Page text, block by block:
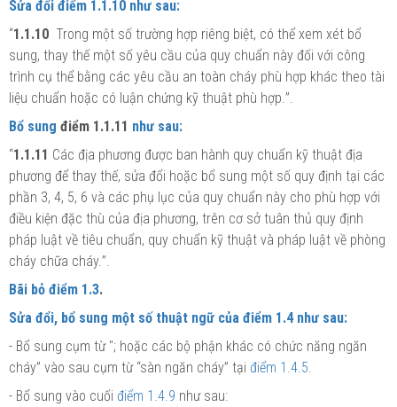
Sửa đổi điểm 1.1.10 như sau:
“1.1.10 Trong một số trường hợp riêng biệt, có thể xem xét bổ
sung, thay thế một số yêu cầu của quy chuẩn này đối với công
trình cụ thể bằng các yêu cầu an toàn cháy phù hợp khác theo tài
liệu chuẩn hoặc có luận chứng kỹ thuật phù hợp. ”
Bổ sung điểm 1.1.11 như sau:
“1.1.11 Các địa phương được ban hành quy chuẩn kỹ thuật địa
phương để thay thế, sửa đổi hoặc bổ sung một số quy định tại các
phần 3, 4, 5, 6 và các phụ lục của quy chuẩn này cho phù hợp với
điều kiện đặc thù của địa phương, trên cơ sở tuân thủ quy định
pháp luật về tiêu chuẩn, quy chuẩn kỹ thuật và pháp luật về phòng
cháy chữa cháy.”
Bãi bỏ điểm 1.3.
Sửa đổi, bổ sung một số thuật ngữ của điểm 1.4 như sau:
- Bổ sung cụm từ"; hoặc các bộ phận khác có chức năng ngăn
cháy” vào sau cụm từ “sàn ngăn cháy” tại điểm 1.4.5
- Bổ sung vào cuối điểm 1.4.9 như sau: